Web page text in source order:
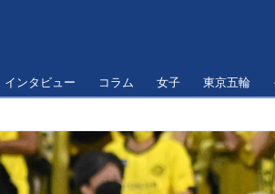
インタビュー コラム 女子 東京五輪